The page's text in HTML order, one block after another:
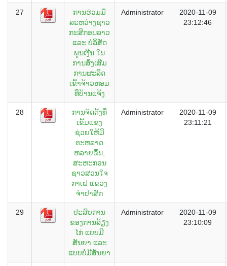
27
ການຮ່ວມມື
ລະຫວ່າງຊາວ
ກະສິກອນລາວ
ແລະ ບໍລິສັດ
ພູນເງີນ ໃນ
ການສົ່ງເສີມ
ການຜະລິດ
ເຂົ້າຈ້າວຫອມ
ທີ່ບ້ານແຈ້ງ
Administrator
2020-11-09
23:12:46
28
ການຈັດຕັ້ງທີ່
ເຂັ້ມແຂງ
ຊ່ວຍໃຫ້ມີ
ຕະຫລາດ
ຫລາຍຂຶ້ນ,
ສະຫະກອນ
ຊາວສວນໃຈ
ກາເຟ ແຂວງ
ຈຳປາສັກ
Administrator
2020-11-09
23:11:21
29
ປະສົບການ
ຂອງການລ້ຽງ
ໄກ່ ແບບມີ
ສັນຍາ ແລະ
ແບບບໍ່ມີສັນຍາ
Administrator
2020-11-09
23:10:09